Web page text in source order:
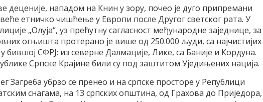
деценије, нападом на Книн у зору, почео је дуго припремани
етничко чишћење у Европи после Другог светског рата. У
„Олуја“, уз прећутну сагласност међународне заједнице, за
огњишта протерано је више од 250.000 људи, са најчистијих
бившој СФРЈ: из северне Далмације, Лике, са Баније и Кордуна.
Српске Крајине били су под заштитом Уједињених нација.
Загреба убрзо се пренео и на српске просторе у Републици
снагама, на 13 српских општина, од Грахова до Приједора,